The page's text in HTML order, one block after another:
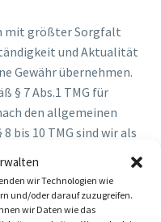
wir Technologien wie
und/oder darauf zuzugreifen.
wir Daten wie das
mit größter Sorgfalt
und Aktualität
Gewähr übernehmen.
§ 7 Abs.1 TMG für
den allgemeinen
bis 10 TMG sind wir als
zu überwachen
die auf eine
zur